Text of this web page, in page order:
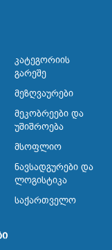
Კატეგორიის
Გარეშე
Მეზღვაურები
Მეკობრეები Და
Უშიშროება
Მსოფლიო
Ნავსადგურები Და
Ლოგისტიკა
Საქართველო